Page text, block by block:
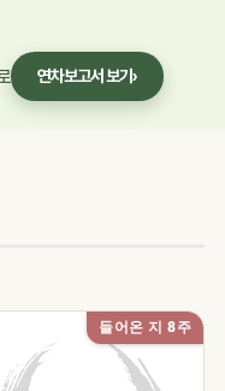
연차보고서 보기 ›
들어온 지 8주